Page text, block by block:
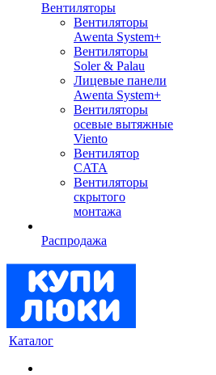
Вентиляторы
Вентиляторы
Awenta System+
Вентиляторы
Soler & Palau
Лицевые панели
Awenta System+
Вентиляторы
осевые вытяжные
Viento
Вентилятор
CATA
Вентиляторы
скрытого
монтажа
Распродажа
Каталог